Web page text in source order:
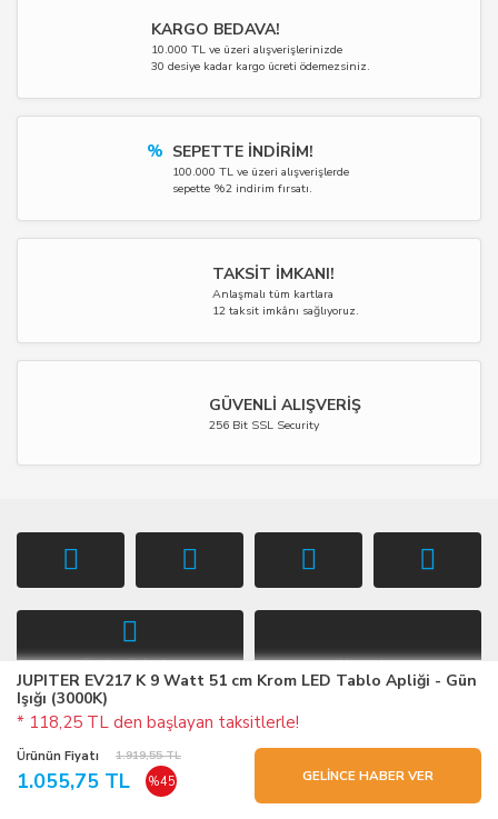
JUPITER EV217 K 9 Watt 51 cm Krom LED Tablo Apliği - Gün
Işığı (3000K)
* 118,25 TL den başlayan taksitlerle!
Ürünün Fiyatı 1.919,55 TL
1.055,75 TL %45 GELİNCE HABER VER
KARGO BEDAVA!
10.000 TL ve üzeri alışverişlerinizde
30 desiye kadar kargo ücreti ödemezsiniz.
% SEPETTE İNDİRİM!
100.000 TL ve üzeri alışverişlerde
sepette %2 indirim fırsatı.
TAKSİT İMKANI!
Anlaşmalı tüm kartlara
12 taksit imkânı sağlıyoruz.
GÜVENLİ ALIŞVERİŞ
256 Bit SSL Security
Sizden Gelenler Yorumlar